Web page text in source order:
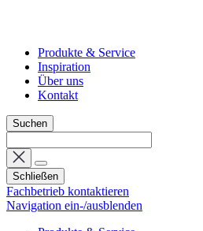
Produkte & Service
Inspiration
Über uns
Kontakt
Suchen
Schließen
Fachbetrieb kontaktieren
Navigation ein-/ausblenden